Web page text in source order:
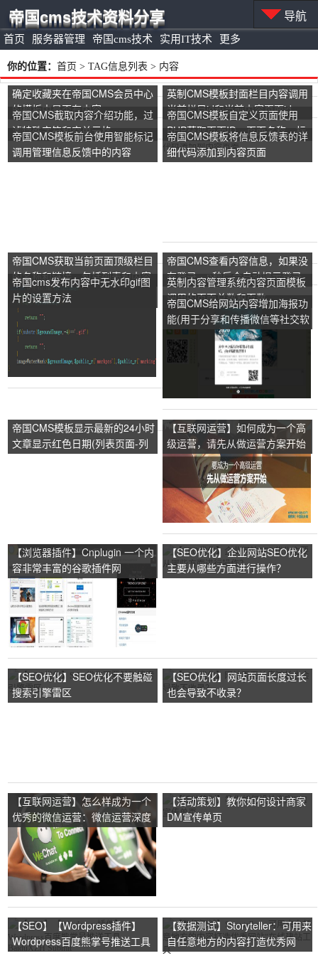
首页 服务器管理 帝国cms技术 实用IT技术 更多
帝国cms技术资料分享 导航
你的位置： 首页 > TAG信息列表 > 内容
确定收藏夹在帝国CMS会员中心
的模板中是否有内容
英制CMS模板封面栏目内容调用
当前栏目id和当前内容页面id
帝国CMS截取内容介绍功能，过
滤特殊字符和空单元格
帝国CMS模板自定义页面使用
PHP获取页面ID、页面名称、标
题、关键字、描述、内容等变量
帝国CMS模板前台使用智能标记
调用管理信息反馈中的内容
帝国CMS模板将信息反馈表的详
细代码添加到内容页面
帝国CMS获取当前页面顶级栏目
的名称和链接，包括列表和内容
页面
帝国CMS查看内容信息，如果没
有登录，n秒后会自动提示登录
帝国cms发布内容中无水印gif图
片的设置方法
英制内容管理系统内容页面模板
调用的页面总数和页数
帝国CMS给网站内容增加海报功
能(用于分享和传播微信等社交软
帝国CMS模板显示最新的24小时
文章显示红色日期(列表页面-列
【互联网运营】如何成为一个高
级运营，请先从做运营方案开始
【浏览器插件】Cnplugin 一个内
容非常丰富的谷歌插件网
【SEO优化】企业网站SEO优化
主要从哪些方面进行操作？
【SEO优化】SEO优化不要触碰
搜索引擎雷区
【SEO优化】网站页面长度过长
也会导致不收录？
【互联网运营】怎么样成为一个
优秀的微信运营：微信运营深度
剖析
【活动策划】教你如何设计商家
DM宣传单页
【SEO】【Wordpress插件】
Wordpress百度熊掌号推送工具
【数据测试】Storyteller：可用来
自任意地方的内容打造优秀网
站"在线建站工具